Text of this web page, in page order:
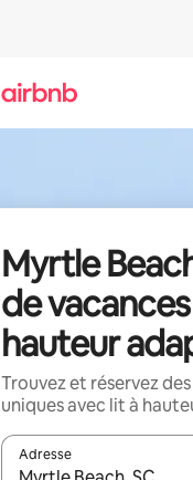
Myrtle
de
hauteur
Trouvez et réservez
uniques avec lit à
Adresse
Lorsque les résultats